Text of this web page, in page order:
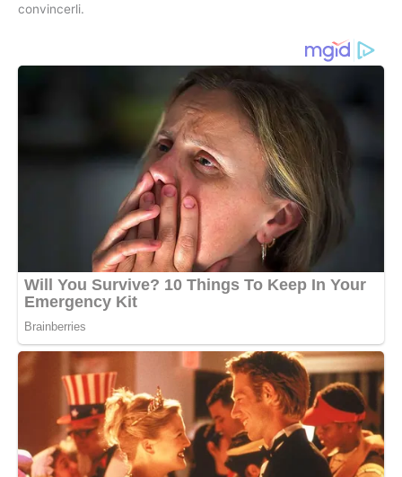
convincerli.